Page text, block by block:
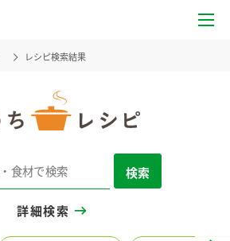
レシピ検索結果
検索
詳細検索